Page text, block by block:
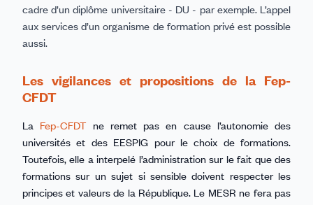
cadre d’un diplôme universitaire - DU - par exemple. L’appel
aux services d’un organisme de formation privé est possible
aussi.
Les vigilances et propositions de la Fep-
CFDT
La Fep-CFDTne remet pas en cause l’autonomie des
universités et des EESPIG pour le choix de formations.
Toutefois, elle a interpelé l’administration sur le fait que des
formations sur un sujet si sensible doivent respecter les
principes et valeurs de la République. Le MESR ne fera pas